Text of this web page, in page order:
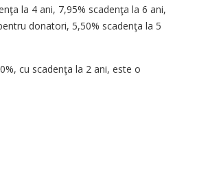
la 4 ani, 7,95% scadenţa la 6 ani,
donatori, 5,50% scadenţa la 5
cu scadenţa la 2 ani, este o